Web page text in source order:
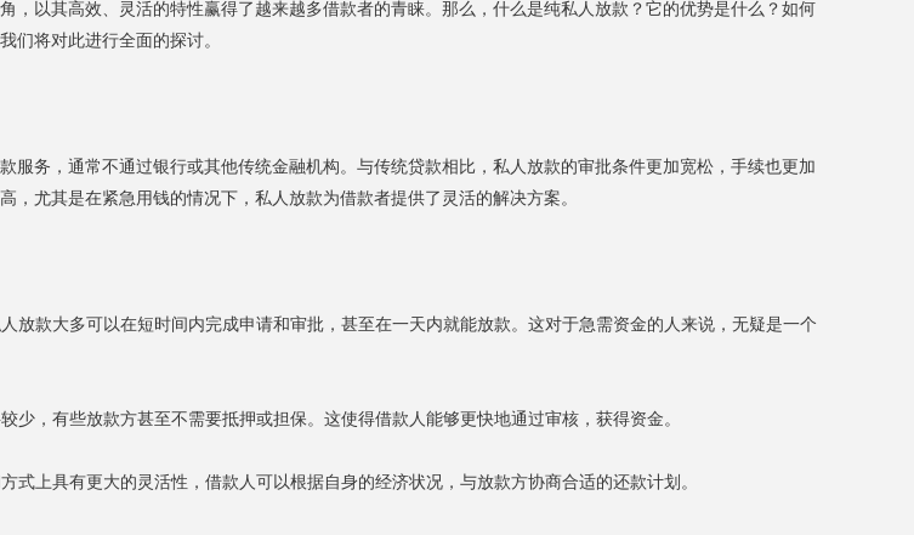
，以其高效、灵活的特性赢得了越来越多借款者的青睐。那么，什么是纯私人放款？它的优势是什么？如何
们将对此进行全面的探讨。
服务，通常不通过银行或其他传统金融机构。与传统贷款相比，私人放款的审批条件更加宽松，手续也更加
，尤其是在紧急用钱的情况下，私人放款为借款者提供了灵活的解决方案。
放款大多可以在短时间内完成申请和审批，甚至在一天内就能放款。这对于急需资金的人来说，无疑是一个
少，有些放款方甚至不需要抵押或担保。这使得借款人能够更快地通过审核，获得资金。
式上具有更大的灵活性，借款人可以根据自身的经济状况，与放款方协商合适的还款计划。